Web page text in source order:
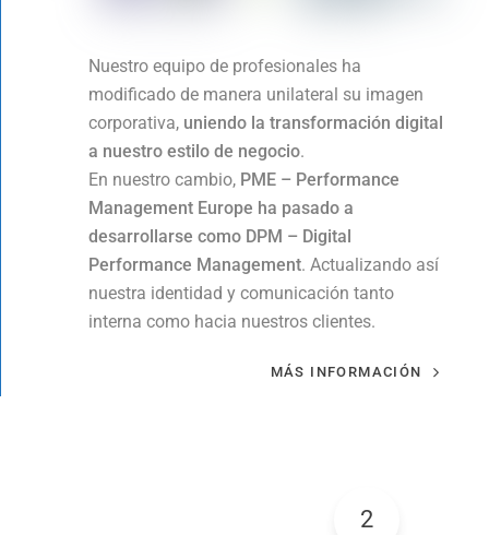
Nuestro equipo de profesionales ha
modificado de manera unilateral su imagen
corporativa, uniendo la transformación digital
a nuestro estilo de negocio.
En nuestro cambio, PME – Performance
Management Europe ha pasado a
desarrollarse como DPM – Digital
Performance Management. Actualizando así
nuestra identidad y comunicación tanto
interna como hacia nuestros clientes.
MÁS INFORMACIÓN
2